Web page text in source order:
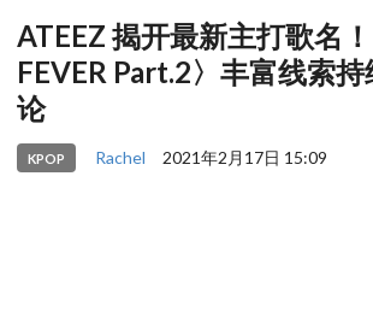
ATEEZ 揭开最新主打歌名
FEVER Part.2〉丰富线索
论
KPOP Rachel 2021年2月17日 15:09